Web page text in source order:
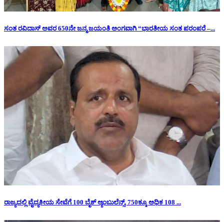
ಸಂತ ರವಿದಾಸ್ ಅವರ 650ನೇ ಜನ್ಮ ಜಯಂತಿ ಅಂಗವಾಗಿ “ಭಾರತೀಯ ಸಂತ ಪರಂಪರೆ –...
ರಾಜ್ಯದಲ್ಲಿ ವೈದ್ಯಕೀಯ ಸೇವೆಗೆ 100 ಬೈಕ್ ಆ್ಯಂಬುಲೆನ್ಸ್, 750ಕ್ಕೂ ಅಧಿಕ 108 ...